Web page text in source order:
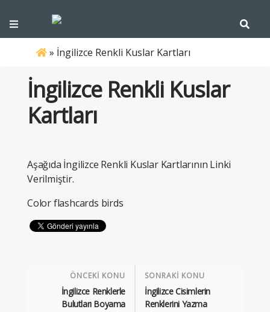
» İngilizce Renkli Kuslar Kartları
İngilizce Renkli Kuslar
Kartları
Aşağıda İngilizce Renkli Kuslar Kartlarının Linki
Verilmiştir.
Color flashcards birds
ÖNCEKİ KONU
İngilizce Renklerle
Bulutları Boyama
SONRAKİ KONU
İngilizce Cisimlerin
Renklerini Yazma